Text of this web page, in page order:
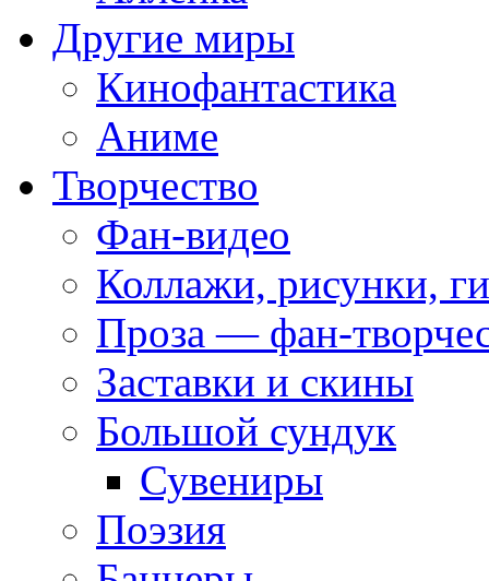
Другие миры
Кинофантастика
Аниме
Творчество
Фан-видео
Коллажи, рисунки,
Проза — фан-
Заставки и скины
Большой сундук
Сувениры
Поэзия